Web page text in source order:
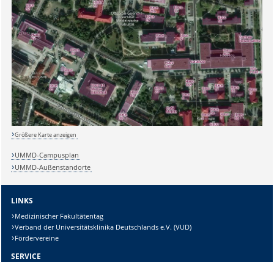
Sicherheitsabfrage:
Lösung:
Größere Karte anzeigen
UMMD-Campusplan
UMMD-Außenstandorte
LINKS
Medizinischer Fakultätentag
Verband der Universitätsklinika Deutschlands e.V. (VUD)
Fördervereine
SERVICE